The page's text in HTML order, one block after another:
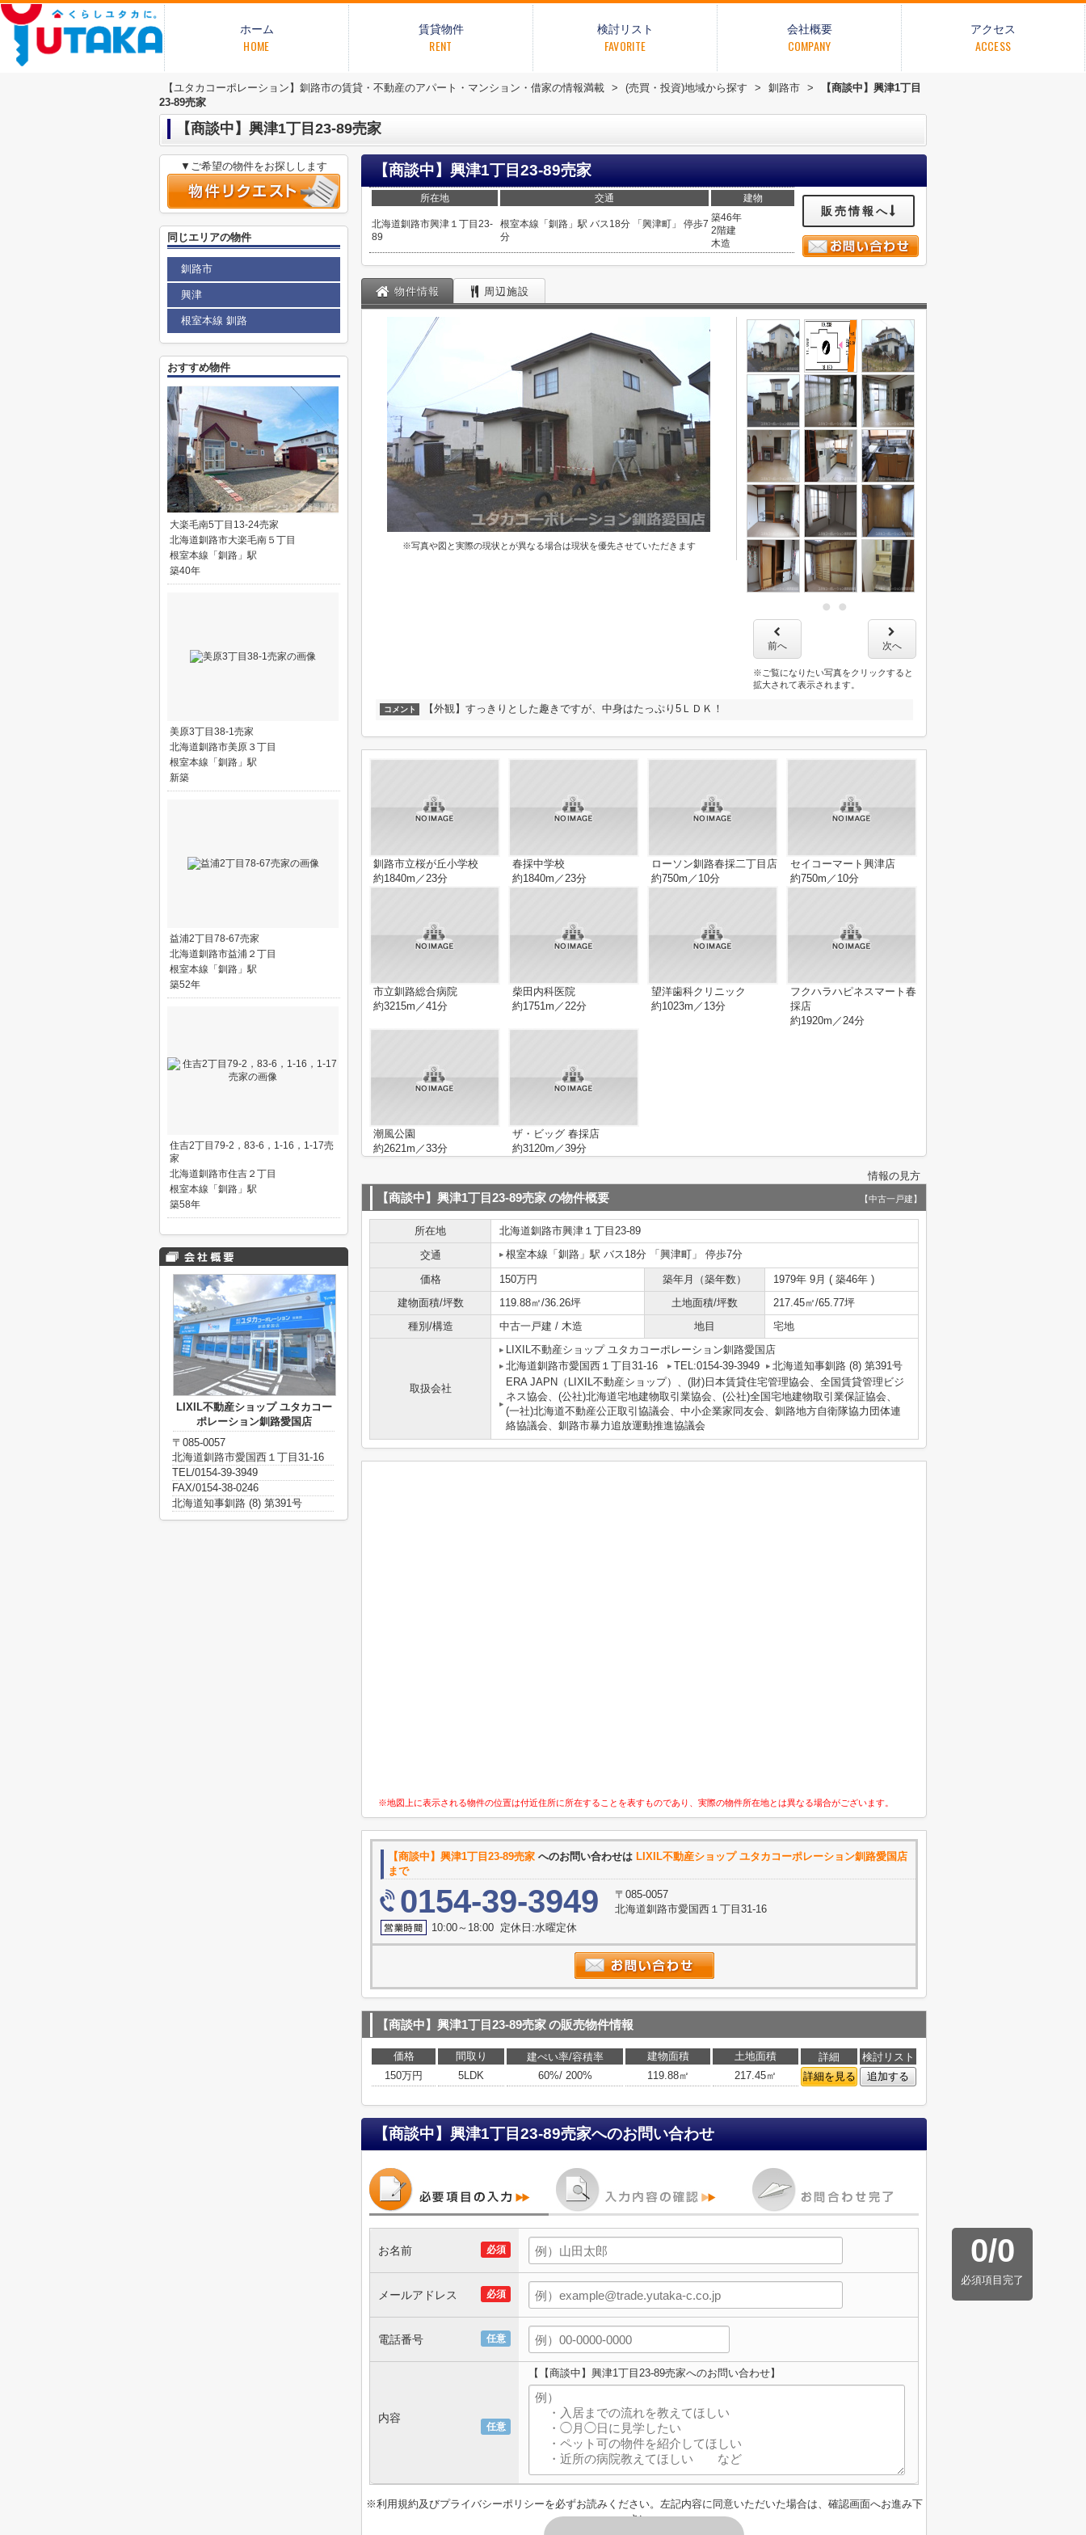
ホーム
HOME
賃貸物件
RENT
検討リスト
FAVORITE
会社概要
COMPANY
アクセス
ACCESS
【ユタカコーポレーション】釧路市の賃貸・不動産のアパート・マンション・借家の情報満載 > (売買・投資)地域から探す > 釧路市 >
【商談中】興津1丁目
23-89売家
【商談中】興津1丁目23-89売家
【商談中】興津1丁目23-89売家
所在地 交通 建物
北海道釧路市興津 １丁目23-
89
根室本線 「 釧路 」駅 バス18分 「興津町」 停歩7
分
築46年
2階建
木造
販売情報へ
物件情報 周辺施設
※写真や図と実際の現状とが異なる場合は現状を優先させていただきます
前へ 次へ
※ご覧になりたい写真をクリックすると
拡大されて表示されます。
コメント 【外観】すっきりとした趣きですが、中身はたっぷり5ＬＤＫ！
釧路市立桜が丘小学校
約1840m／23分
春採中学校
約1840m／23分
ローソン釧路春採二丁目店
約750m／10分
セイコーマート興津店
約750m／10分
市立釧路総合病院
約3215m／41分
柴田内科医院
約1751m／22分
望洋歯科クリニック
約1023m／13分
フクハラハピネスマート春
採店
約1920m／24分
潮風公園
約2621m／33分
ザ・ビッグ 春採店
約3120m／39分
情報の見方
【商談中】興津1丁目23-89売家の物件概要 【中古一戸建】
所在地 北海道釧路市興津 １丁目23-89
交通
根室本線 「 釧路 」駅 バス18分 「興津町」 停歩7分
価格 150万円 築年月（築年数）
1979年 9月 ( 築46年 )
建物面積/坪数
119.88㎡/36.26坪 土地面積/坪数
217.45㎡/65.77坪
種別/構造
中古一戸建 / 木造 地目 宅地
取扱会社
LIXIL不動産ショップ ユタカコーポレーション釧路愛国店
北海道釧路市愛国西１丁目31-16
TEL:0154-39-3949
北海道知事釧路 (8) 第391号
ERA JAPN（LIXIL不動産ショップ）、(財)日本賃貸住宅管理協会、全国賃貸管理ビジ
ネス協会、(公社)北海道宅地建物取引業協会、(公社)全国宅地建物取引業保証協会、
(一社)北海道不動産公正取引協議会、中小企業家同友会、釧路地方自衛隊協力団体連
絡協議会、釧路市暴力追放運動推進協議会
※地図上に表示される物件の位置は付近住所に所在することを表すものであり、実際の物件所在地とは異なる場合がございます。
【商談中】興津1丁目23-89売家 へのお問い合わせは LIXIL不動産ショップ ユタカコーポレーション釧路愛国店
まで
0154-39-3949
〒085-0057
北海道釧路市愛国西１丁目31-16
10:00～18:00 定休日:水曜定休
【商談中】興津1丁目23-89売家の販売物件情報
価格 間取り 建ぺい率/容積率 建物面積 土地面積 詳細
検討リスト
150万円
5LDK 60%/ 200% 119.88㎡ 217.45㎡ 詳細を見る 追加する
【商談中】興津1丁目23-89売家へのお問い合わせ
0/0
必須項目完了
必須
お名前
必須
メールアドレス
任意
電話番号
任意
内容
【【商談中】興津1丁目23-89売家へのお問い合わせ】
※利用規約及びプライバシーポリシーを必ずお読みください。左記内容に同意いただいた場合は、確認画面へお進み下
さい。
▼ご希望の物件をお探しします
同じエリアの物件
釧路市
興津
根室本線 釧路
おすすめ物件
大楽毛南5丁目13-24売家
北海道釧路市大楽毛南５丁目
根室本線「釧路」駅
築40年
美原3丁目38-1売家
北海道釧路市美原３丁目
根室本線「釧路」駅
新築
益浦2丁目78-67売家
北海道釧路市益浦２丁目
根室本線「釧路」駅
築52年
住吉2丁目79-2，83-6，1-16，1-17売
家
北海道釧路市住吉２丁目
根室本線「釧路」駅
築58年
LIXIL不動産ショップ ユタカコー
ポレーション釧路愛国店
〒085-0057
北海道釧路市愛国西１丁目31-16
TEL/0154-39-3949
FAX/0154-38-0246
北海道知事釧路 (8) 第391号